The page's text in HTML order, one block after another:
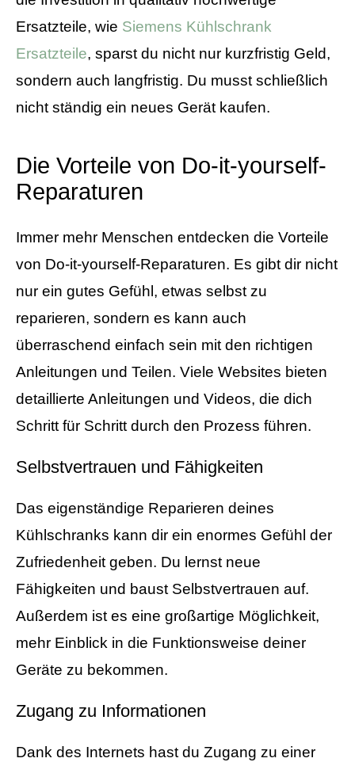
Ersatzteile, wie Siemens Kühlschrank
Ersatzteile, sparst du nicht nur kurzfristig Geld,
sondern auch langfristig. Du musst schließlich
nicht ständig ein neues Gerät kaufen.
Die Vorteile von Do-it-yourself-
Reparaturen
Immer mehr Menschen entdecken die Vorteile
von Do-it-yourself-Reparaturen. Es gibt dir nicht
nur ein gutes Gefühl, etwas selbst zu
reparieren, sondern es kann auch
überraschend einfach sein mit den richtigen
Anleitungen und Teilen. Viele Websites bieten
detaillierte Anleitungen und Videos, die dich
Schritt für Schritt durch den Prozess führen.
Selbstvertrauen und Fähigkeiten
Das eigenständige Reparieren deines
Kühlschranks kann dir ein enormes Gefühl der
Zufriedenheit geben. Du lernst neue
Fähigkeiten und baust Selbstvertrauen auf.
Außerdem ist es eine großartige Möglichkeit,
mehr Einblick in die Funktionsweise deiner
Geräte zu bekommen.
Zugang zu Informationen
Dank des Internets hast du Zugang zu einer